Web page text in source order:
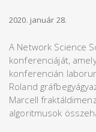
2020. január 28.
A Network Science
konferenciáját,
konferencián
Roland
Marcell
algoritmusok